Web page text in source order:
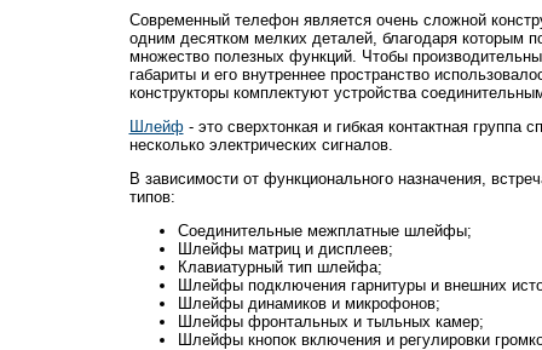
Современный телефон является очень сложной
одним десятком мелких деталей, благодаря которым
множество полезных функций. Чтобы
габариты и его внутреннее пространство
конструкторы комплектуют устройства
Шлейф- это сверхтонкая и гибкая контактная группа
несколько электрических сигналов.
В зависимости от функционального назначения,
типов:
Соединительные межплатные шлейфы;
Шлейфы матриц и дисплеев;
Клавиатурный тип шлейфа;
Шлейфы подключения гарнитуры и внешних
Шлейфы динамиков и микрофонов;
Шлейфы фронтальных и тыльных камер;
Шлейфы кнопок включения и регулировки